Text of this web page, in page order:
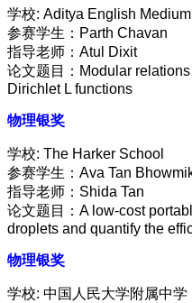
学校: Aditya English Medium
参赛学生：Parth Chavan
指导老师：Atul Dixit
论文题目：Modular
Dirichlet L functions
物理银奖
学校: The Harker School
参赛学生：Ava Tan
指导老师：Shida Tan
论文题目：A low-cost
droplets and quantify the
物理银奖
学校: 中国人民大学附属中学